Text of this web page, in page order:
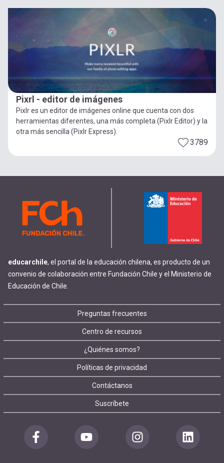
Pixrl - editor de imágenes
Pixlr es un editor de imágenes online que cuenta con dos
herramientas diferentes, una más completa (Pixlr Editor) y la
otra más sencilla (Pixlr Express).
3789
educarchile, el portal de la educación chilena, es producto de un
convenio de colaboración entre Fundación Chile y el Ministerio de
Educación de Chile.
Footer
menu
Preguntas frecuentes
Centro de recursos
¿Quiénes somos?
Políticas de privacidad
Contáctanos
Suscríbete
Redes